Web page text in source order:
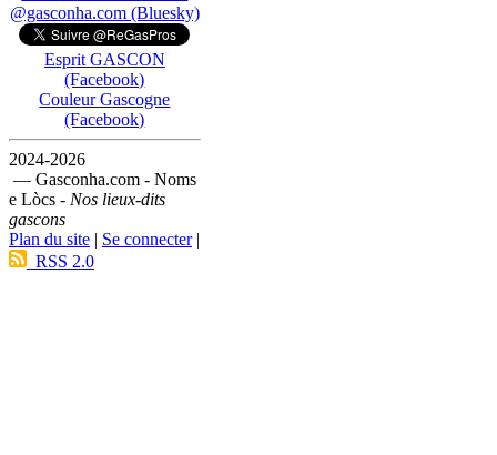
@gasconha.com (Bluesky)
Esprit GASCON
(Facebook)
Couleur Gascogne
(Facebook)
2024-2026
— Gasconha.com - Noms
e Lòcs - Nos lieux-dits
gascons
Plan du site | Se connecter|
RSS 2.0